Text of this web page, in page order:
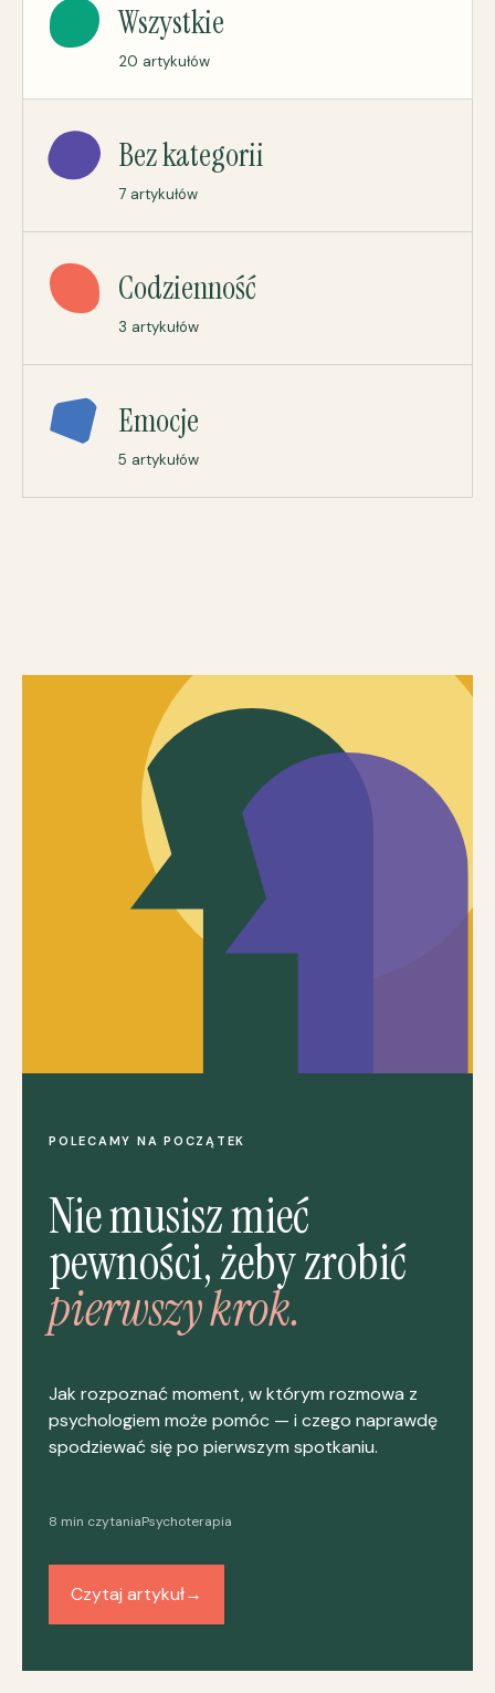
Wszystkie
20 artykułów
Bez kategorii
7 artykułów
Codzienność
3 artykułów
Emocje
5 artykułów
POLECAMY NA POCZĄTEK
Nie musisz mieć
pewności, żeby zrobić
pierwszy krok.
Jak rozpoznać moment, w którym rozmowa z
psychologiem może pomóc — i czego naprawdę
spodziewać się po pierwszym spotkaniu.
8 min czytaniaPsychoterapia
Czytaj artykuł→